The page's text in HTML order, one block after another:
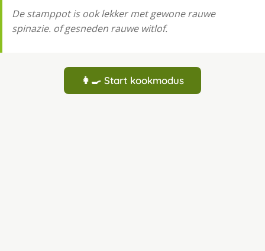
De stamppot is ook lekker met gewone rauwe
spinazie. of gesneden rauwe witlof.
👩‍🍳 Start kookmodus